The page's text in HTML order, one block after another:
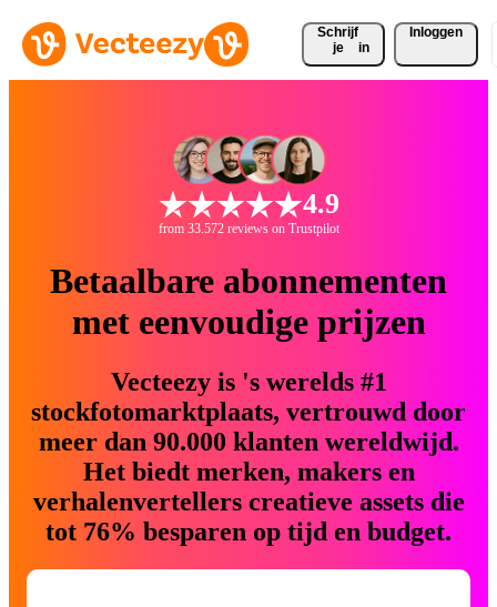
Schrijf
je
in
Inloggen
4.9
from 33.572 reviews on Trustpilot
Betaalbare abonnementen
met eenvoudige prijzen
Vecteezy is 's werelds #1
stockfotomarktplaats, vertrouwd door
meer dan 90.000 klanten wereldwijd.
Het biedt merken, makers en
verhalenvertellers creatieve assets die
tot 76% besparen op tijd en budget.